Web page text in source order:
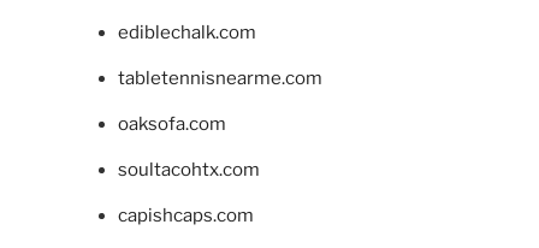
ediblechalk.com
tabletennisnearme.com
oaksofa.com
soultacohtx.com
capishcaps.com